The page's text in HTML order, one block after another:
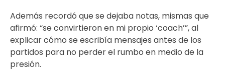
Además recordó que se dejaba notas, mismas que
afirmó: “se convirtieron en mi propio ‘coach’”, al
explicar cómo se escribía mensajes antes de los
partidos para no perder el rumbo en medio de la
presión.